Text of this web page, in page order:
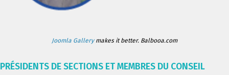
Joomla Gallerymakes it better. Balbooa.com
PRÉSIDENTS DE SECTIONS ET MEMBRES DU CONSEIL